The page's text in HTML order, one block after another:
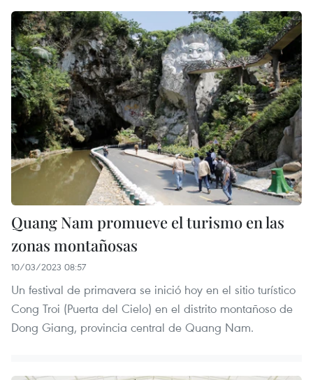
Quang Nam promueve el turismo en las
zonas montañosas
10/03/2023 08:57
Un festival de primavera se inició hoy en el sitio turístico
Cong Troi (Puerta del Cielo) en el distrito montañoso de
Dong Giang, provincia central de Quang Nam.